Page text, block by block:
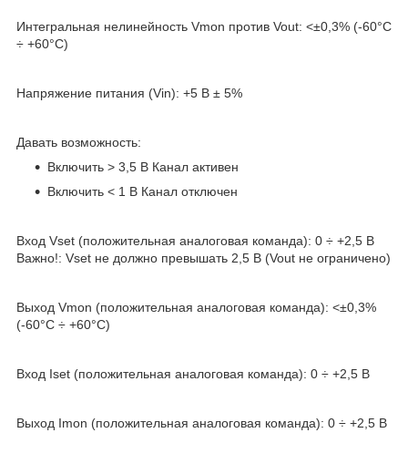
Интегральная нелинейность Vmon против Vout: <±0,3% (-60°С
÷ +60°С)
Напряжение питания (Vin): +5 В ± 5%
Давать возможность:
Включить > 3,5 В Канал активен
Включить < 1 В Канал отключен
Вход Vset (положительная аналоговая команда): 0 ÷ +2,5 В
Важно!: Vset не должно превышать 2,5 В (Vout не ограничено)
Выход Vmon (положительная аналоговая команда): <±0,3%
(-60°С ÷ +60°С)
Вход Iset (положительная аналоговая команда): 0 ÷ +2,5 В
Выход Imon (положительная аналоговая команда): 0 ÷ +2,5 В